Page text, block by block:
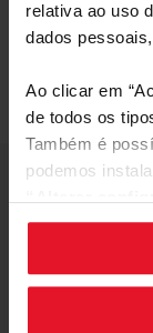
relativa ao uso
dados
Ao clicar em
de todos os
Também é
podemos
As suas
qualquer
no canto
- Peças para
das portas,